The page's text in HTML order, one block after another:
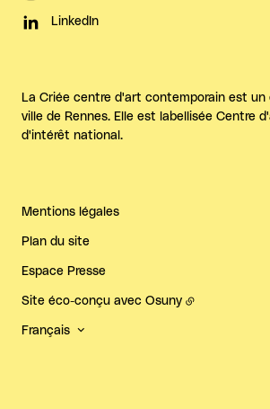
LinkedIn
La Criée centre d'art contemporain est un
ville de Rennes. Elle est labellisée Centre
d'intérêt national.
Mentions légales
Plan du site
Espace Presse
Site éco-conçu avec Osuny
Français